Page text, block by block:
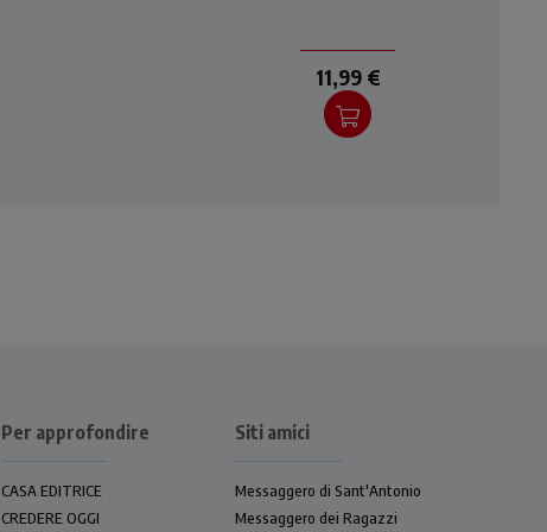
11,99 €
Per approfondire
CASA EDITRICE
CREDERE OGGI
Siti amici
Messaggero di Sant'Antonio
Messaggero dei Ragazzi